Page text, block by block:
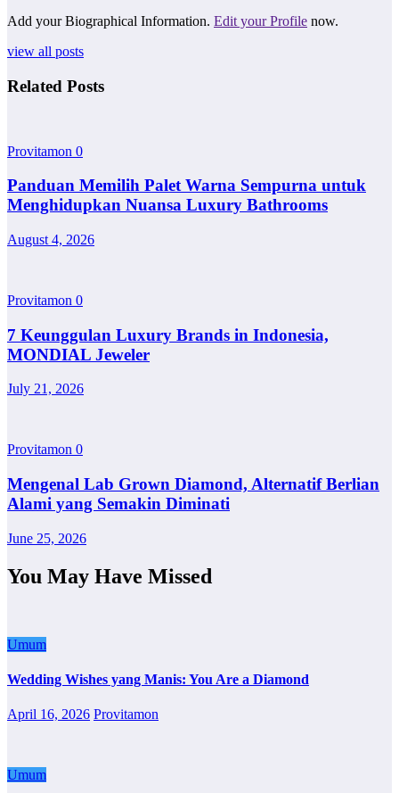
Add your Biographical Information. Edit your Profile now.
view all posts
Related Posts
Provitamon 0
Panduan Memilih Palet Warna Sempurna untuk
Menghidupkan Nuansa Luxury Bathrooms
August 4, 2026
Provitamon 0
7 Keunggulan Luxury Brands in Indonesia,
MONDIAL Jeweler
July 21, 2026
Provitamon 0
Mengenal Lab Grown Diamond, Alternatif Berlian
Alami yang Semakin Diminati
June 25, 2026
You May Have Missed
Umum
Wedding Wishes yang Manis: You Are a Diamond
April 16, 2026 Provitamon
Umum